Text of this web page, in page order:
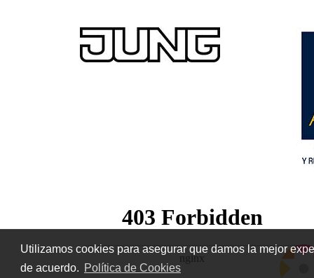
Utilizamos cookies para asegurar que damos la mejor
de acuerdo. Política de Cookies